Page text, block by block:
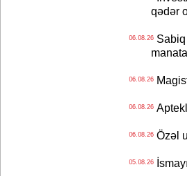
qədər
06.08.26Sabiq
manata
06.08.26
06.08.26
06.08.26Özəl
05.08.26